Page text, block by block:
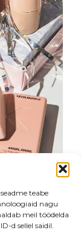
teabe
nagu
meil töödelda
d sellel saidil.